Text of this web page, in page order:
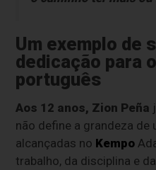
Um exemplo de
dedicação para
português
Aos 12 anos, Zion Peña
não define a grandeza
alcançadas no Kempo
trabalho, da disciplina e